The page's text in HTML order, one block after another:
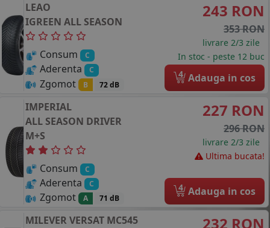
LEAO
IGREEN ALL SEASON
Consum C
Aderenta C
Zgomot B 72 dB
243 RON
353 RON
livrare 2/3 zile
In stoc - peste 12 buc
4 Adauga in cos
IMPERIAL
ALL SEASON DRIVER
M+S
Consum C
Aderenta C
Zgomot A 71 dB
227 RON
296 RON
livrare 2/3 zile
Ultima bucata!
4 Adauga in cos
MILEVER VERSAT MC545 232 RON